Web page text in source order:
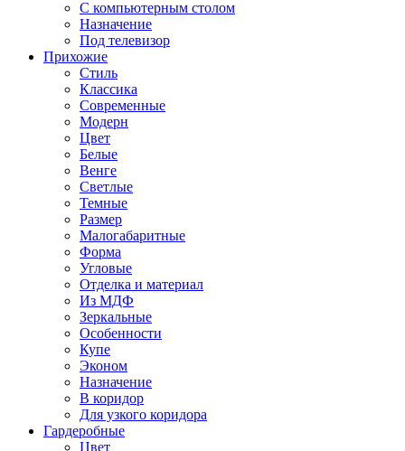
С компьютерным столом
Назначение
Под телевизор
Прихожие
Стиль
Классика
Современные
Модерн
Цвет
Белые
Венге
Светлые
Темные
Размер
Малогабаритные
Форма
Угловые
Отделка и материал
Из МДФ
Зеркальные
Особенности
Купе
Эконом
Назначение
В коридор
Для узкого коридора
Гардеробные
Цвет